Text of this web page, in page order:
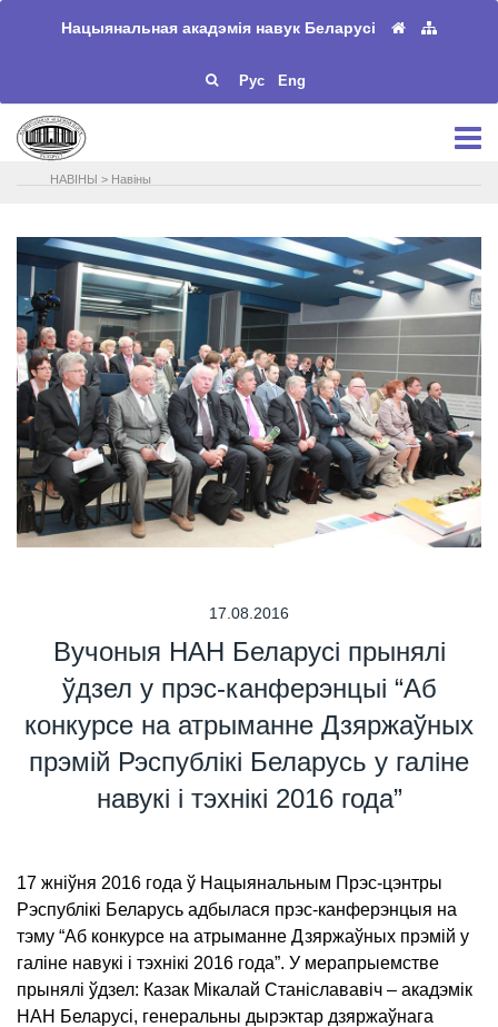
Нацыянальная акадэмія навук Беларусі
Рус Eng
НАВIНЫ > Навіны
17.08.2016
Вучоныя НАН Беларусі прынялі
ўдзел у прэс-канферэнцыі “Аб
конкурсе на атрыманне Дзяржаўных
прэмій Рэспублікі Беларусь у галіне
навукі і тэхнікі 2016 года”
17 жніўня 2016 года ў Нацыянальным Прэс-цэнтры
Рэспублікі Беларусь адбылася прэс-канферэнцыя на
тэму “Аб конкурсе на атрыманне Дзяржаўных прэмій у
галіне навукі і тэхнікі 2016 года”. У мерапрыемстве
прынялі ўдзел: Казак Мікалай Станіслававіч – акадэмік
НАН Беларусі, генеральны дырэктар дзяржаўнага